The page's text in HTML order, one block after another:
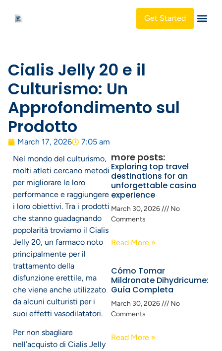
Get Started
Cialis Jelly 20 e il
Culturismo: Un
Approfondimento sul
Prodotto
March 17, 2026
7:05 am
Nel mondo del culturismo,
molti atleti cercano metodi
per migliorare le loro
performance e raggiungere
i loro obiettivi. Tra i prodotti
che stanno guadagnando
popolarità troviamo il Cialis
Jelly 20, un farmaco noto
principalmente per il
trattamento della
disfunzione erettile, ma
che viene anche utilizzato
da alcuni culturisti per i
suoi effetti vasodilatatori.
Per non sbagliare
nell’acquisto di Cialis Jelly
more posts:
Exploring top travel
destinations for an
unforgettable casino
experience
March 30, 2026
No
Comments
Read More »
Cómo Tomar
Mildronate Dihydricume:
Guía Completa
March 30, 2026
No
Comments
Read More »